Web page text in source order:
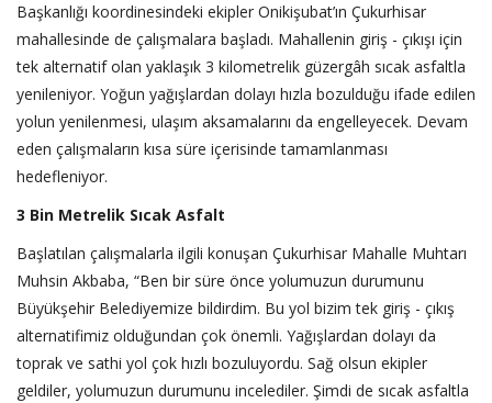
Başkanlığı koordinesindeki ekipler Onikişubat’ın Çukurhisar
mahallesinde de çalışmalara başladı. Mahallenin giriş - çıkışı için
tek alternatif olan yaklaşık 3 kilometrelik güzergâh sıcak asfaltla
yenileniyor. Yoğun yağışlardan dolayı hızla bozulduğu ifade edilen
yolun yenilenmesi, ulaşım aksamalarını da engelleyecek. Devam
eden çalışmaların kısa süre içerisinde tamamlanması
hedefleniyor.
3 Bin Metrelik Sıcak Asfalt
Başlatılan çalışmalarla ilgili konuşan Çukurhisar Mahalle Muhtarı
Muhsin Akbaba, “Ben bir süre önce yolumuzun durumunu
Büyükşehir Belediyemize bildirdim. Bu yol bizim tek giriş - çıkış
alternatifimiz olduğundan çok önemli. Yağışlardan dolayı da
toprak ve sathi yol çok hızlı bozuluyordu. Sağ olsun ekipler
geldiler, yolumuzun durumunu incelediler. Şimdi de sıcak asfaltla